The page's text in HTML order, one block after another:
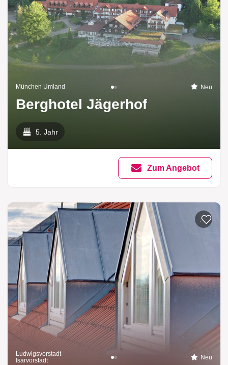
München Umland Neu
Berghotel Jägerhof
5. Jahr
Zum Angebot
Zur
Ludwigsvorstadt-
Isarvorstadt
Neu